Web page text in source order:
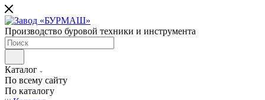
Производство буровой техники и инструмента
Каталог
По всему сайту
По каталогу